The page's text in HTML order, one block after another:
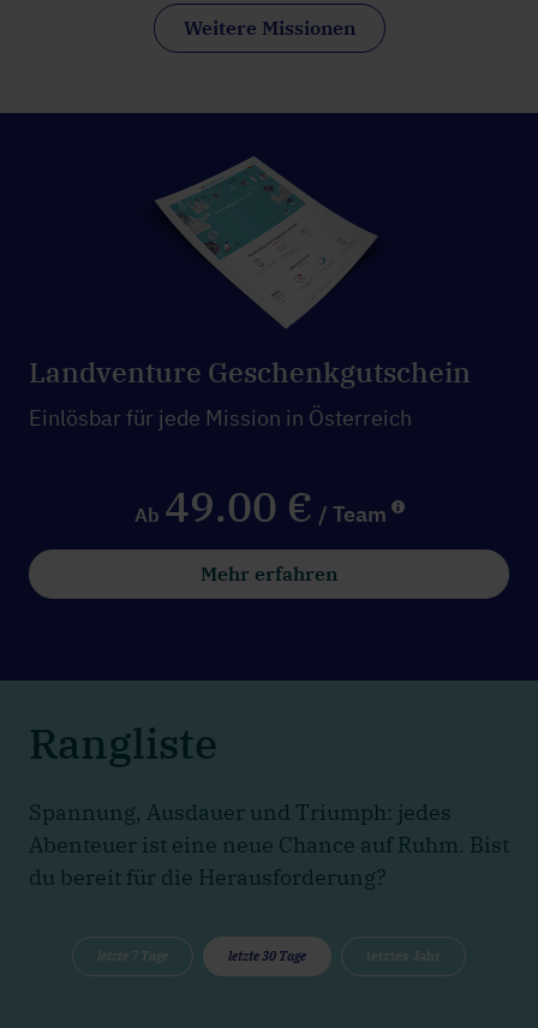
Weitere Missionen
Landventure Geschenkgutschein
Einlösbar für jede Mission in Österreich
Ab 49.00 € / Team
Mehr erfahren
Rangliste
Spannung, Ausdauer und Triumph: jedes
Abenteuer ist eine neue Chance auf Ruhm. Bist
du bereit für die Herausforderung?
letzte 7 Tage letzte 30 Tage letztes Jahr